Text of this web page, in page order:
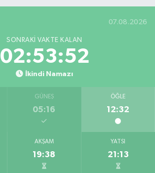
07.08.2026
SONRAKI VAKTE KALAN
02:53:52
İkindi Namazı
GÜNEŞ
05:16
ÖĞLE
12:32
AKŞAM
19:38
YATSI
21:13